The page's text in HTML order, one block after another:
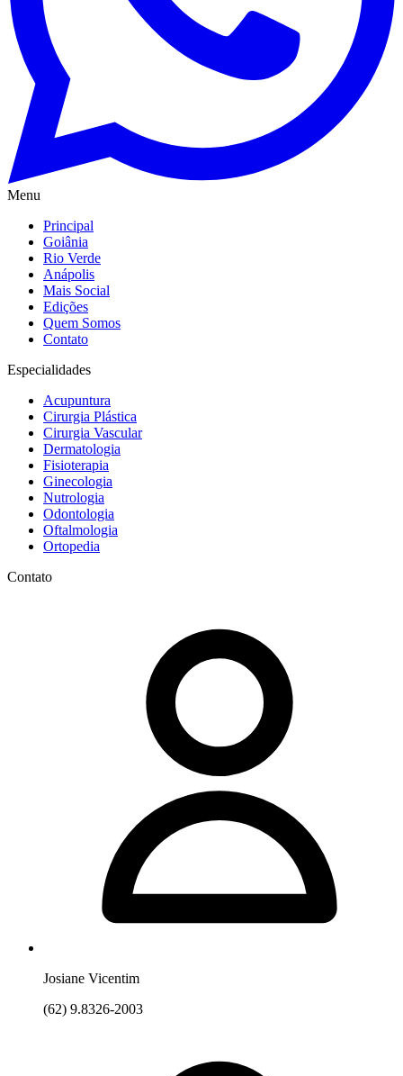
Menu
Principal
Goiânia
Rio Verde
Anápolis
Mais Social
Edições
Quem Somos
Contato
Especialidades
Acupuntura
Cirurgia Plástica
Cirurgia Vascular
Dermatologia
Fisioterapia
Ginecologia
Nutrologia
Odontologia
Oftalmologia
Ortopedia
Contato
Josiane Vicentim
(62) 9.8326-2003